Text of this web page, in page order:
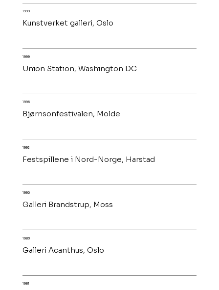
1999
Kunstverket galleri, Oslo
1999
Union Station, Washington DC
1996
Bjørnsonfestivalen, Molde
1992
Festspillene i Nord-Norge, Harstad
1990
Galleri Brandstrup, Moss
1983
Galleri Acanthus, Oslo
1981